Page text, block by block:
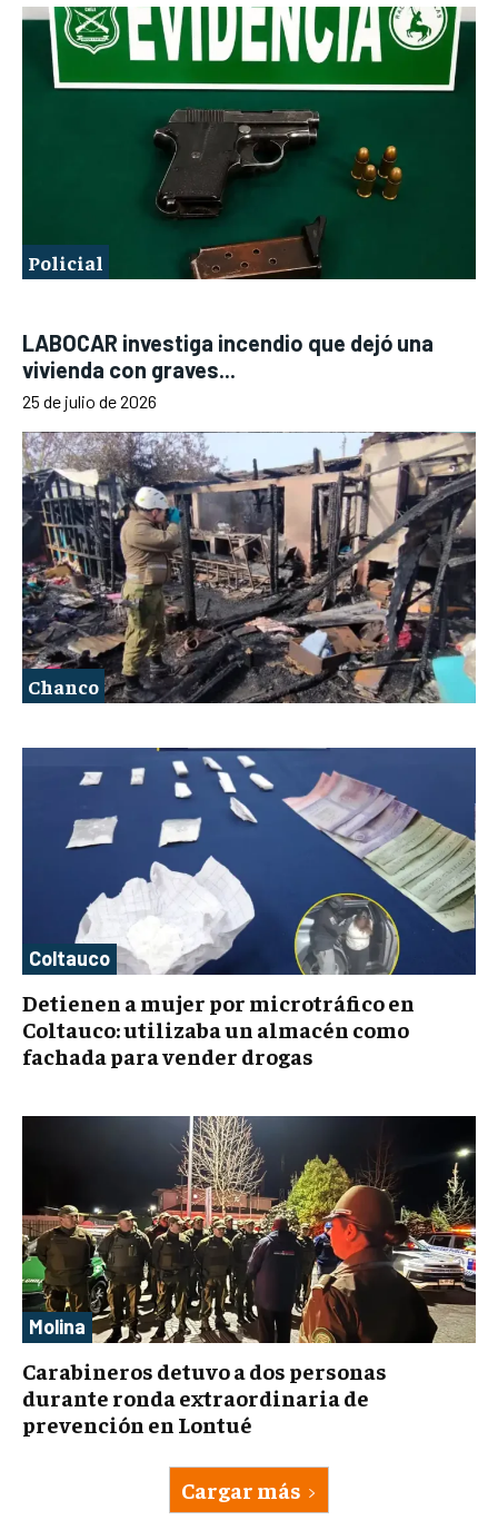
Policial
LABOCAR investiga incendio que dejó una
vivienda con graves...
25 de julio de 2026
Chanco
Coltauco
Detienen a mujer por microtráfico en
Coltauco: utilizaba un almacén como
fachada para vender drogas
Molina
Carabineros detuvo a dos personas
durante ronda extraordinaria de
prevención en Lontué
Cargar más